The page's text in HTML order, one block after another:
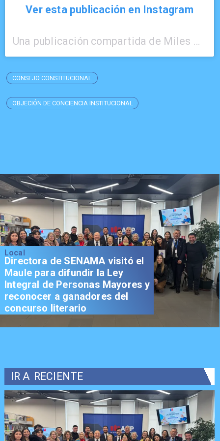
Ver esta publicación en Instagram
Una publicación compartida de Miles Chile (@mileschile)
CONSEJO CONSTITUCIONAL
OBJECIÓN DE CONCIENCIA INSTITUCIONAL
Local
Directora de SENAMA visitó el
Maule para difundir la Ley
Integral de Personas Mayores y
reconocer a ganadores del
concurso literario
IR A RECIENTE